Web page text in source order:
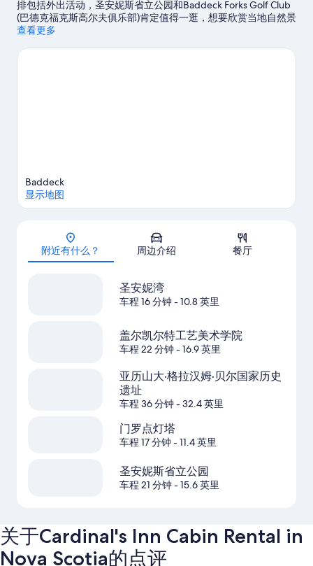
排包括外出活动，圣安妮斯省立公园和Baddeck Forks Golf Club
(巴德克福克斯高尔夫俱乐部)肯定值得一逛，想要欣赏当地自然景
观的旅客可前往北河省立公园和圣安妮湾。您可就近选择游泳，
外风景。
查看更多
地图
Baddeck
显示地图
附近有什么？ 周边介绍 餐厅
圣安妮湾
车程 16 分钟- 10.8 英里
盖尔凯尔特工艺美术学院
车程 22 分钟- 16.9 英里
亚历山大·格拉汉姆·贝尔国家历史
遗址
车程 36 分钟- 32.4 英里
门罗点灯塔
车程 17 分钟- 11.4 英里
圣安妮斯省立公园
车程 21 分钟- 15.6 英里
关于Cardinal's Inn Cabin Rental in
Nova Scotia的点评